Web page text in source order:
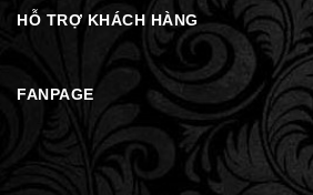
HỖ TRỢ KHÁCH HÀNG
FANPAGE